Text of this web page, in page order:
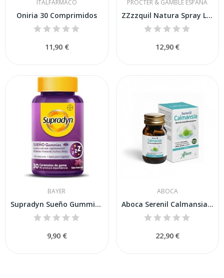
ITALFARMACO
Oniria 30 Comprimidos
11,90 €
PROCTER & GAMBLE ESPAÑA
ZZzzquil Natura Spray Lavanda Naranja 30ml
12,90 €
BAYER
Supradyn Sueño Gummies 30ud
9,90 €
ABOCA
Aboca Serenil Calmansia 50 Cápsulas
22,90 €